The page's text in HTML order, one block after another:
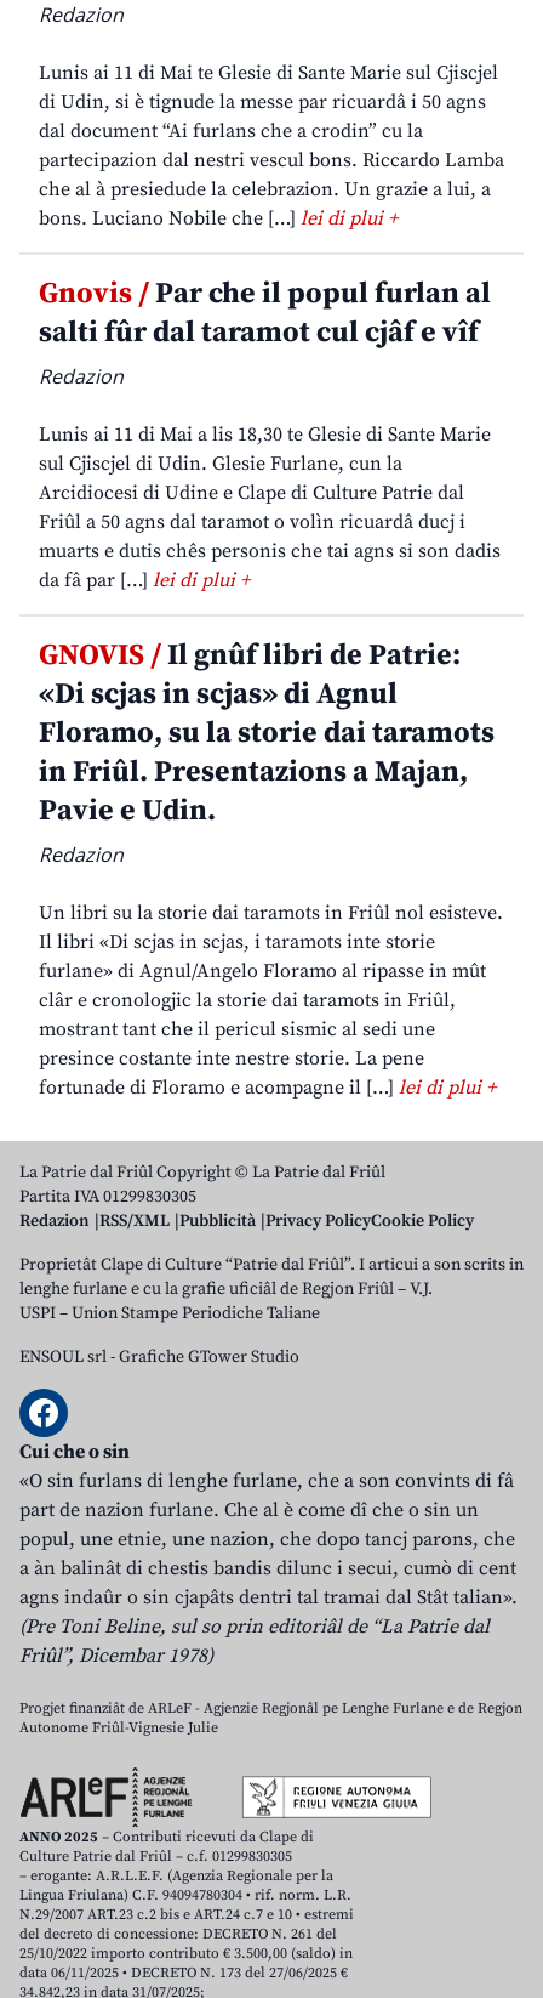
Redazion
Lunis ai 11 di Mai te Glesie di Sante Marie sul Cjiscjel
di Udin, si è tignude la messe par ricuardâ i 50 agns
dal document “Ai furlans che a crodin” cu la
partecipazion dal nestri vescul bons. Riccardo Lamba
che al à presiedude la celebrazion. Un grazie a lui, a
bons. Luciano Nobile che […] lei di plui +
Gnovis /Par che il popul furlan al
salti fûr dal taramot cul cjâf e vîf
Redazion
Lunis ai 11 di Mai a lis 18,30 te Glesie di Sante Marie
sul Cjiscjel di Udin. Glesie Furlane, cun la
Arcidiocesi di Udine e Clape di Culture Patrie dal
Friûl a 50 agns dal taramot o volìn ricuardâ ducj i
muarts e dutis chês personis che tai agns si son dadis
da fâ par […] lei di plui +
GNOVIS /Il gnûf libri de Patrie:
«Di scjas in scjas» di Agnul
Floramo, su la storie dai taramots
in Friûl. Presentazions a Majan,
Pavie e Udin.
Redazion
Un libri su la storie dai taramots in Friûl nol esisteve.
Il libri «Di scjas in scjas, i taramots inte storie
furlane» di Agnul/Angelo Floramo al ripasse in mût
clâr e cronologjic la storie dai taramots in Friûl,
mostrant tant che il pericul sismic al sedi une
presince costante inte nestre storie. La pene
fortunade di Floramo e acompagne il […] lei di plui +
La Patrie dal Friûl Copyright © La Patrie dal Friûl
Partita IVA 01299830305
Redazion RSS/XML Pubblicità Privacy PolicyCookie Policy
Proprietât Clape di Culture “Patrie dal Friûl”. I articui a son scrits in
lenghe furlane e cu la grafie uficiâl de Regjon Friûl – V.J.
USPI – Union Stampe Periodiche Taliane
ENSOUL srl-Grafiche GTower Studio
Cui che o sin
«O sin furlans di lenghe furlane, che a son convints di fâ
part de nazion furlane. Che al è come dî che o sin un
popul, une etnie, une nazion, che dopo tancj parons, che
a àn balinât di chestis bandis dilunc i secui, cumò di cent
agns indaûr o sin cjapâts dentri tal tramai dal Stât talian».
(Pre Toni Beline, sul so prin editoriâl de “La Patrie dal
Friûl”, Dicembar 1978)
Progjet finanziât de ARLeF - Agjenzie Regjonâl pe Lenghe Furlane e de Regjon
Autonome Friûl-Vignesie Julie
ANNO 2025 – Contributi ricevuti da Clape di
Culture Patrie dal Friûl – c.f. 01299830305
– erogante: A.R.L.E.F. (Agenzia Regionale per la
Lingua Friulana) C.F. 94094780304 • rif. norm. L.R.
N.29/2007 ART.23 c.2 bis e ART.24 c.7 e 10 • estremi
del decreto di concessione: DECRETO N. 261 del
25/10/2022 importo contributo € 3.500,00 (saldo) in
data 06/11/2025 • DECRETO N. 173 del 27/06/2025 €
34.842,23 in data 31/07/2025;